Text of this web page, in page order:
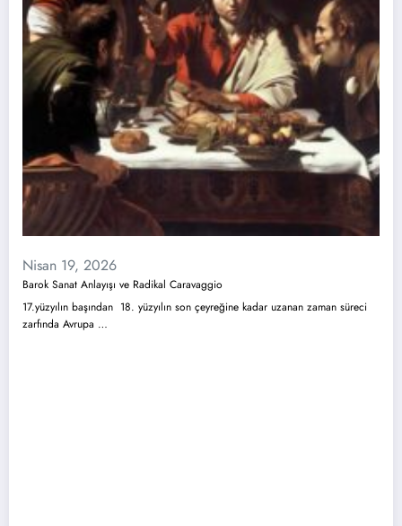
Nisan 19, 2026
Barok Sanat Anlayışı ve Radikal Caravaggio
17.yüzyılın başından 18. yüzyılın son çeyreğine kadar uzanan zaman süreci
zarfında Avrupa …